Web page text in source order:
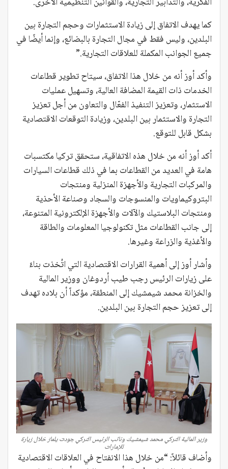
كما يهدف الاتفاق إلى زيادة الاستثمارات وحجم التجارة بين
البلدين، وليس فقط في مجال التجارة بالبضائع، وإنما أيضًا في
جميع الجوانب المكملة للعلاقات التجارية.”
وأكد أوز أنه من خلال هذا الاتفاق، سيتاح تطوير قطاعات
الخدمات ذات القيمة المضافة العالية، وتسهيل عمليات
الاستثمار، وتعزيز التنفيذ الفعّال والتعاون من أجل تعزيز
التجارة والاستثمار بين البلدين، وزيادة التوقعات الاقتصادية
بشكل قابل للتوقع.
أكد أوز أنه من خلال هذه الاتفاقية، ستحقق تركيا مكتسبات
هامة في العديد من القطاعات بما في ذلك قطاعات السيارات
والمركبات التجارية والأجهزة المنزلية ومنتجات
البتروكيماويات والمنسوجات والسجاد وصناعة الأحذية
ومنتجات البلاستيك والآلات والأجهزة الإلكترونية المتنوعة،
إلى جانب القطاعات مثل تكنولوجيا المعلومات والطاقة
والأغذية والزراعة وغيرها.
وأشار أوز إلى أهمية القرارات الاقتصادية التي اتُخذت بناءً
على زيارات الرئيس رجب طيب أردوغان ووزير المالية
والخزانة محمد شيمشيك إلى المنطقة، مؤكداً أن بلاده تهدف
إلى تعزيز حجم التجارة بين البلدين.
وزير المالية التركي محمد شيمشيك ونائب الرئيس التركي جودت يلماز خلال زيارة
للإمارات
وأضاف قائلاً: “من خلال هذا الانفتاح في العلاقات الاقتصادية